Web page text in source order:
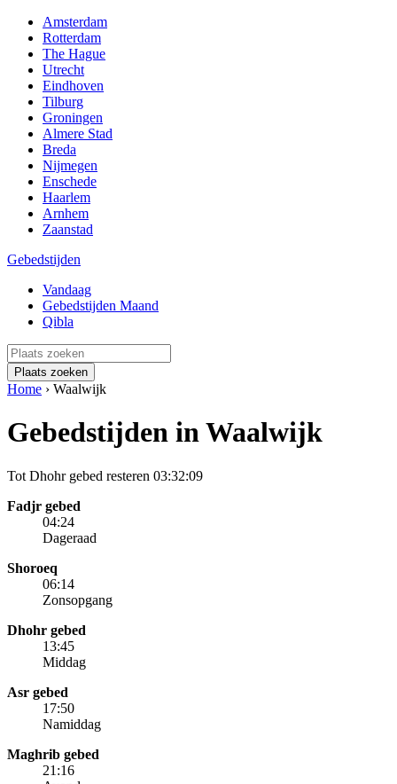
Amsterdam
Rotterdam
The Hague
Utrecht
Eindhoven
Tilburg
Groningen
Almere Stad
Breda
Nijmegen
Enschede
Haarlem
Arnhem
Zaanstad
Gebedstijden
Vandaag
Gebedstijden Maand
Qibla
Plaats zoeken
Home › Waalwijk
Gebedstijden in Waalwijk
Tot Dhohr gebed resteren 03:32:09
Fadjr gebed
04:24
Dageraad
Shoroeq
06:14
Zonsopgang
Dhohr gebed
13:45
Middag
Asr gebed
17:50
Namiddag
Maghrib gebed
21:16